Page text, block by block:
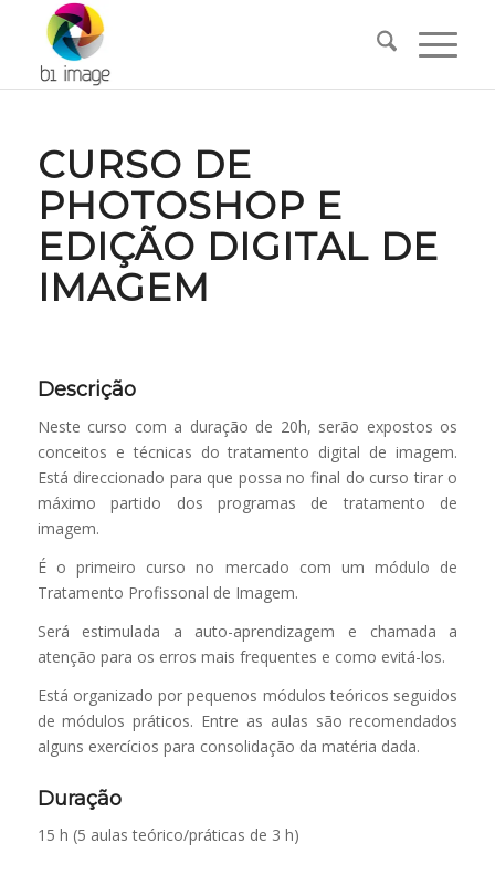
CURSO DE
PHOTOSHOP E
EDIÇÃO DIGITAL DE
IMAGEM
Descrição
Neste curso com a duração de 20h, serão expostos os
conceitos e técnicas do tratamento digital de imagem.
Está direccionado para que possa no final do curso tirar o
máximo partido dos programas de tratamento de
imagem.
É o primeiro curso no mercado com um módulo de
Tratamento Profissonal de Imagem.
Será estimulada a auto-aprendizagem e chamada a
atenção para os erros mais frequentes e como evitá-los.
Está organizado por pequenos módulos teóricos seguidos
de módulos práticos. Entre as aulas são recomendados
alguns exercícios para consolidação da matéria dada.
Duração
15 h (5 aulas teórico/práticas de 3 h)